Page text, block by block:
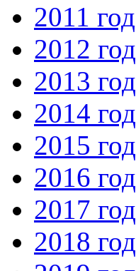
2011 год
2012 год
2013 год
2014 год
2015 год
2016 год
2017 год
2018 год